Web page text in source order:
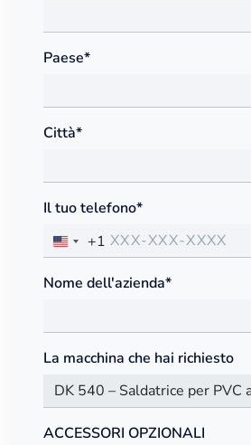
Paese*
Città*
Il tuo telefono*
+1
Nome dell'azienda*
La macchina che hai richiesto
ACCESSORI OPZIONALI